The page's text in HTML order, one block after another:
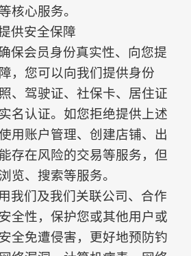
核心服务。
供安全保障
保会员身份真实性、向您提
，您可以向我们提供身份
、驾驶证、社保卡、居住证
名认证。如您拒绝提供上述
用账户管理、创建店铺、出
存在风险的交易等服务，但
览、搜索等服务。
我们及我们关联公司、合作
全性，保护您或其他用户或
全免遭侵害，更好地预防钓